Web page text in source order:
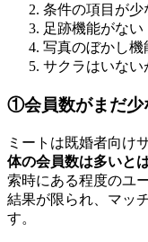
条件の項目が少
足跡機能がない
写真のぼかし機
サクラはいな
①会員数がまだ少
ミートは既婚者向け
体の会員数は多いと
索時にある程度のユ
結果が限られ、マッ
す。